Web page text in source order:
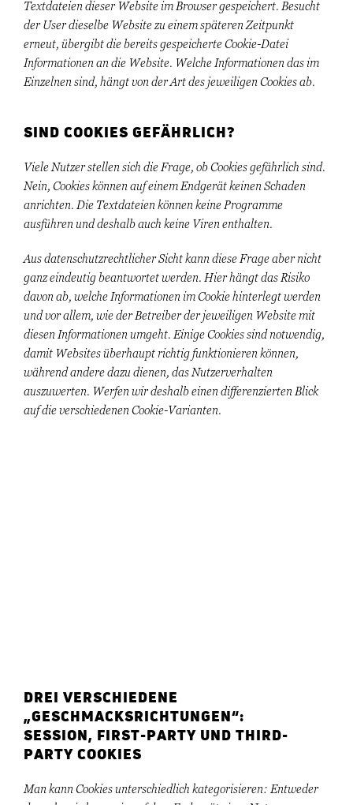
Textdateien dieser Website im Browser gespeichert. Besucht
der User dieselbe Website zu einem späteren Zeitpunkt
erneut, übergibt die bereits gespeicherte Cookie-Datei
Informationen an die Website. Welche Informationen das im
Einzelnen sind, hängt von der Art des jeweiligen Cookies ab.
SIND COOKIES GEFÄHRLICH?
Viele Nutzer stellen sich die Frage, ob Cookies gefährlich sind.
Nein, Cookies können auf einem Endgerät keinen Schaden
anrichten. Die Textdateien können keine Programme
ausführen und deshalb auch keine Viren enthalten.
Aus datenschutzrechtlicher Sicht kann diese Frage aber nicht
ganz eindeutig beantwortet werden. Hier hängt das Risiko
davon ab, welche Informationen im Cookie hinterlegt werden
und vor allem, wie der Betreiber der jeweiligen Website mit
diesen Informationen umgeht. Einige Cookies sind notwendig,
damit Websites überhaupt richtig funktionieren können,
während andere dazu dienen, das Nutzerverhalten
auszuwerten. Werfen wir deshalb einen differenzierten Blick
auf die verschiedenen Cookie-Varianten.
DREI VERSCHIEDENE
„GESCHMACKSRICHTUNGEN“:
SESSION, FIRST-PARTY UND THIRD-
PARTY COOKIES
Man kann Cookies unterschiedlich kategorisieren: Entweder